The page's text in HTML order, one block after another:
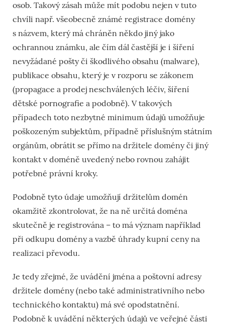
osob. Takový zásah může mít podobu nejen v tuto
chvíli např. všeobecně známé registrace domény
s názvem, který má chráněn někdo jiný jako
ochrannou známku, ale čím dál častější je i šíření
nevyžádané pošty či škodlivého obsahu (malware),
publikace obsahu, který je v rozporu se zákonem
(propagace a prodej neschválených léčiv, šíření
dětské pornografie a podobně). V takových
případech toto nezbytné minimum údajů umožňuje
poškozeným subjektům, případně příslušným státním
orgánům, obrátit se přímo na držitele domény či jiný
kontakt v doméně uvedený nebo rovnou zahájit
potřebné právní kroky.
Podobně tyto údaje umožňují držitelům domén
okamžitě zkontrolovat, že na ně určitá doména
skutečně je registrována – to má význam například
při odkupu domény a vazbě úhrady kupní ceny na
realizaci převodu.
Je tedy zřejmé, že uvádění jména a poštovní adresy
držitele domény (nebo také administrativního nebo
technického kontaktu) má své opodstatnění.
Podobně k uvádění některých údajů ve veřejné části